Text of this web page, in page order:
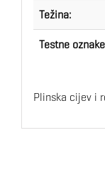
Težina:
Testne
Plinska cijev i